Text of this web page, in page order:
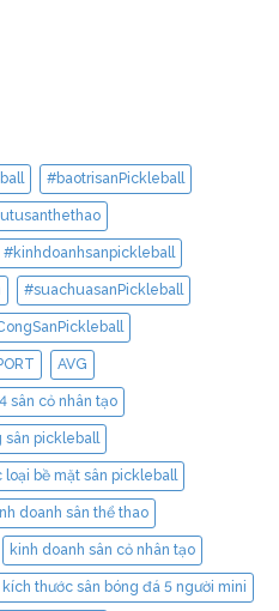
#baotrisanPickleball
#kinhdoanhsanpickleball
#suachuasanPickleball
AVG
sân cỏ nhân tạo
sân pickleball
loại bề mặt sân pickleball
doanh sân thể thao
kinh doanh sân cỏ nhân tạo
kích thước sân bóng đá 5 người mini